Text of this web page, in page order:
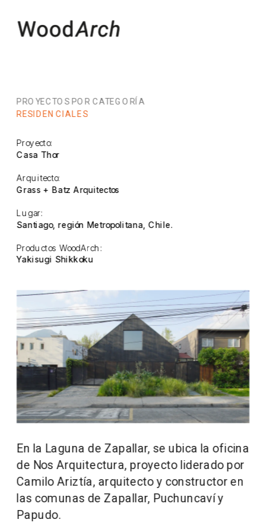
PROYECTOS POR CATEGORÍA
RESIDENCIALES
Proyecto:
Casa Thor
Arquitecto:
Grass + Batz Arquitectos
Lugar:
Santiago, región Metropolitana, Chile.
Productos WoodArch:
Yakisugi Shikkoku
En la Laguna de Zapallar, se ubica la oficina
de Nos Arquitectura, proyecto liderado por
Camilo Ariztía, arquitecto y constructor en
las comunas de Zapallar, Puchuncaví y
Papudo.